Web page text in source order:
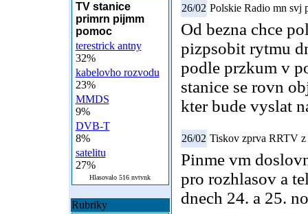
TV stanice
primrn pijmm
pomoc
terestrick antny
32%
kabelovho rozvodu
23%
MMDS
9%
DVB-T
8%
satelitu
27%
Hlasovalo 516 nvtvnk
Rubriky
26/02 Polskie Radio mn svj
Od bezna chce
pizpsobit rytmu
podle przkum v
stanice se rovn
kter bude vyslat
26/02 Tiskov zprva RRTV z
Pinme vm
pro rozhlasov a
dnech 24. a 25.